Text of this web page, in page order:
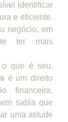
identificar
e eficiente.
negócio, em
ter mais
que é seu.
é um direito
financeira,
sabia que
uma atitude